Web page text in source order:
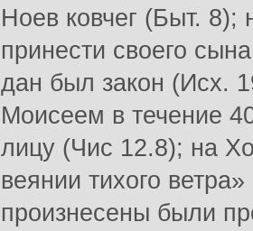
Ноев ковчег (Быт.
принести своего
дан был закон (Исх.
Моисеем в течение
лицу (Чис 12.8); на
веянии тихого
произнесены были